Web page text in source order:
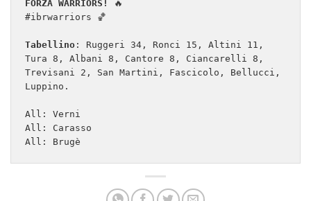
FORZA WARRIORS!
🔥
#ibrwarriors 🏀
Tabellino : Ruggeri 34, Ronci 15, Altini 11,
Tura 8, Albani 8, Cantore 8, Ciancarelli 8,
Trevisani 2, San Martini, Fascicolo, Bellucci,
Luppino.
All: Verni
All: Carasso
All: Brugè